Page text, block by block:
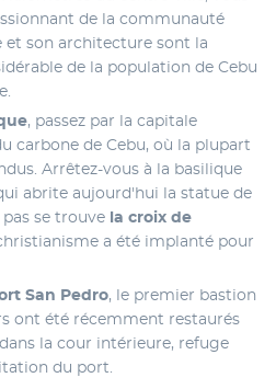
de la communauté
et son architecture sont la
de la population de Cebu
, passez par la capitale
carbone de Cebu, où la plupart
abrite aujourd'hui la statue de
pas se trouve la croix de
a été implanté pour
San Pedro, le premier bastion
ont été récemment restaurés
la cour intérieure, refuge
du port.